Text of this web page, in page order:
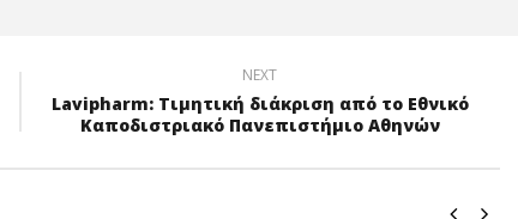
NEXT
Lavipharm: Τιμητική διάκριση από το Εθνικό
Καποδιστριακό Πανεπιστήμιο Αθηνών